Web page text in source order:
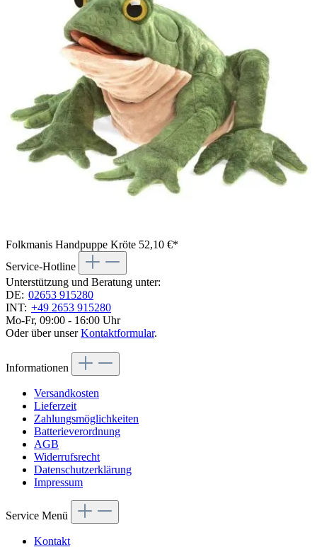
Folkmanis Handpuppe Kröte 52,10 €*
Service-Hotline
Unterstützung und Beratung unter:
DE: 02653 915280
INT: +49 2653 915280
Mo-Fr, 09:00 - 16:00 Uhr
Oder über unserKontaktformular.
Informationen
Versandkosten
Lieferzeit
Zahlungsmöglichkeiten
Batterieverordnung
AGB
Widerrufsrecht
Datenschutzerklärung
Impressum
Service Menü
Kontakt